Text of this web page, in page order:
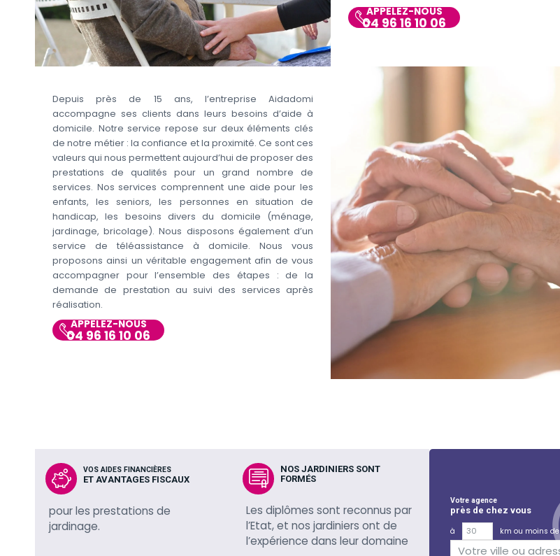
APPELEZ-NOUS
04 96 16 10 06
Depuis près de 15 ans, l’entreprise Aidadomi
accompagne ses clients dans leurs besoins d’aide à
domicile. Notre service repose sur deux éléments clés
de notre métier : la confiance et la proximité. Ce sont ces
valeurs qui nous permettent aujourd’hui de proposer des
prestations de qualités pour un grand nombre de
services. Nos services comprennent une aide pour les
enfants, les seniors, les personnes en situation de
handicap, les besoins divers du domicile (ménage,
jardinage, bricolage). Nous disposons également d’un
service de téléassistance à domicile. Nous vous
proposons ainsi un véritable engagement afin de vous
accompagner pour l’ensemble des étapes : de la
demande de prestation au suivi des services après
réalisation.
APPELEZ-NOUS
04 96 16 10 06
VOS AIDES FINANCIÈRES
ET AVANTAGES FISCAUX
pour les prestations de
jardinage.
NOS JARDINIERS SONT
FORMÉS
Les diplômes sont reconnus par
l’Etat, et nos jardiniers ont de
l’expérience dans leur domaine
Votre agence
près de chez vous
à
km ou moins de